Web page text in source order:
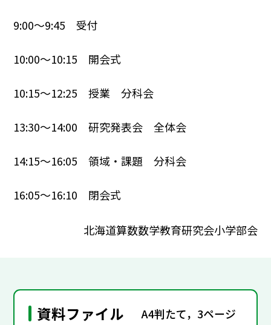
9:00～9:45 受付
10:00～10:15 開会式
10:15～12:25 授業 分科会
13:30～14:00 研究発表会 全体会
14:15～16:05 領域・課題 分科会
16:05～16:10 閉会式
北海道算数数学教育研究会小学部会
資料ファイル A4判たて，3ページ